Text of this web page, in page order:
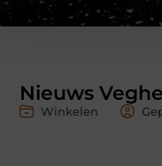
Nieuws
Winkelen